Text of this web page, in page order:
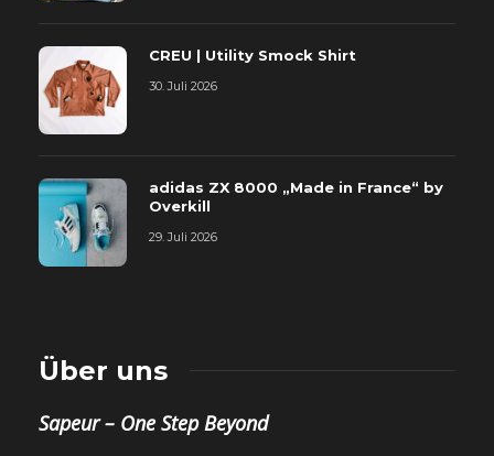
CREU | Utility Smock Shirt
30. Juli 2026
adidas ZX 8000 „Made in France“ by
Overkill
29. Juli 2026
Über uns
Sapeur – One Step Beyond